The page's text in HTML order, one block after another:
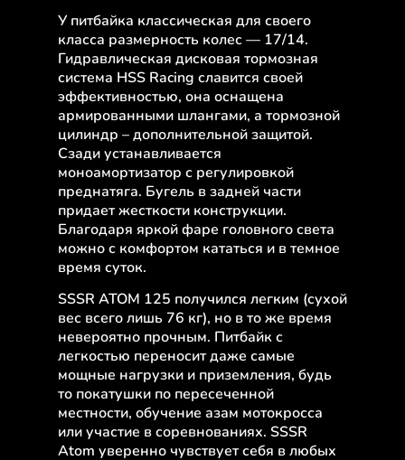
У питбайка классическая для своего
класса размерность колес — 17/14.
Гидравлическая дисковая тормозная
система HSS Racing славится своей
эффективностью, она оснащена
армированными шлангами, а тормозной
цилиндр – дополнительной защитой.
Сзади устанавливается
моноамортизатор с регулировкой
преднатяга. Бугель в задней части
придает жесткости конструкции.
Благодаря яркой фаре головного света
можно с комфортом кататься и в темное
время суток.
SSSR ATOM 125 получился легким (сухой
вес всего лишь 76 кг), но в то же время
невероятно прочным. Питбайк с
легкостью переносит даже самые
мощные нагрузки и приземления, будь
то покатушки по пересеченной
местности, обучение азам мотокросса
или участие в соревнованиях. SSSR
Atom уверенно чувствует себя в любых